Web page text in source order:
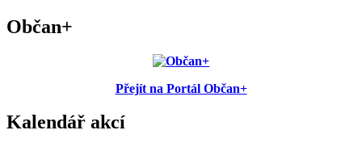
Občan+
Přejít na Portál Občan+
Kalendář akcí